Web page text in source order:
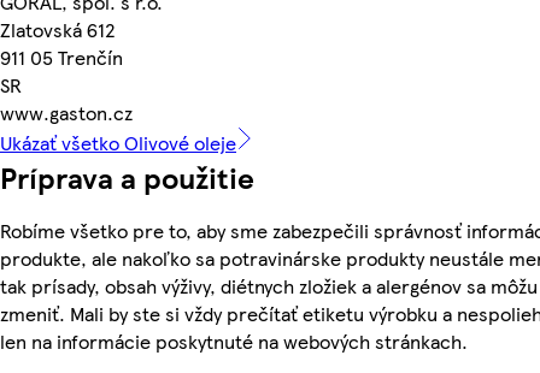
Zlatovská 612
911 05 Trenčín
SR
www.gaston.cz
Ukázať všetko Olivové oleje
Príprava a použitie
Robíme všetko pre to, aby sme zabezpečili správnosť
produkte, ale nakoľko sa potravinárske produkty neustále
tak prísady, obsah výživy, diétnych zložiek a alergénov sa môžu
zmeniť. Mali by ste si vždy prečítať etiketu výrobku a
len na informácie poskytnuté na webových stránkach.